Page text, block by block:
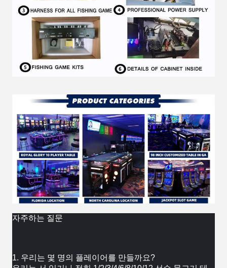
자주하는 질문
1. 우리는 몇 명의 플레이어를 만들까요?